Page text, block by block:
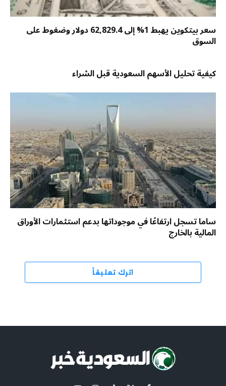
سعر بيتكوين يهبط 1% إلى 62,829.4 دولار وضغوط على
السوق
كيفية تحليل الأسهم السعودية قبل الشراء
ساما تسجل ارتفاعًا في موجوداتها بدعم استثمارات الأوراق
المالية بالخارج
اترك تعليقاً